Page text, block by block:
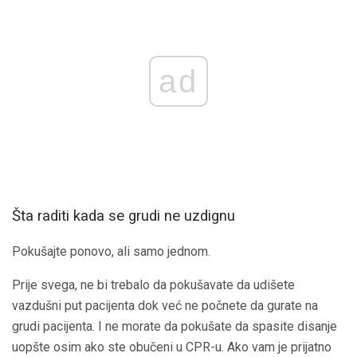
ad
Šta raditi kada se grudi ne uzdignu
Pokušajte ponovo, ali samo jednom.
Prije svega, ne bi trebalo da pokušavate da udišete
vazdušni put pacijenta dok već ne počnete da gurate na
grudi pacijenta. I ne morate da pokušate da spasite disanje
uopšte osim ako ste obučeni u CPR-u. Ako vam je prijatno